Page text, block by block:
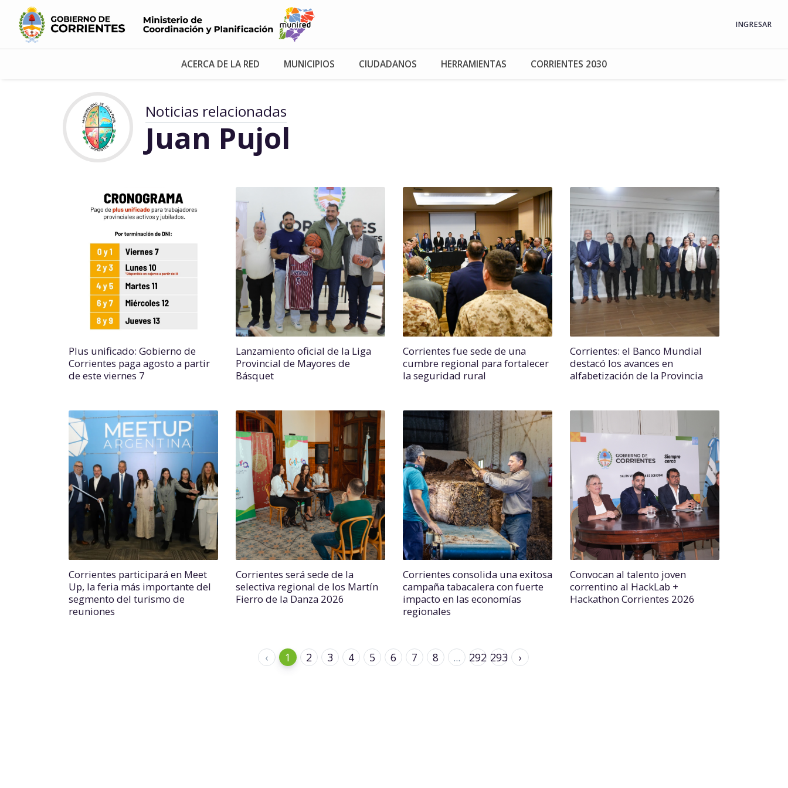
INGRESAR
ACERCA DE LA RED MUNICIPIOS CIUDADANOS HERRAMIENTAS CORRIENTES 2030
Noticias relacionadas
Juan Pujol
Plus unificado: Gobierno de
Corrientes paga agosto a partir
de este viernes 7
Lanzamiento oficial de la Liga
Provincial de Mayores de
Básquet
Corrientes fue sede de una
cumbre regional para fortalecer
la seguridad rural
Corrientes: el Banco Mundial
destacó los avances en
alfabetización de la Provincia
Corrientes participará en Meet
Up, la feria más importante del
segmento del turismo de
reuniones
Corrientes será sede de la
selectiva regional de los Martín
Fierro de la Danza 2026
Corrientes consolida una exitosa
campaña tabacalera con fuerte
impacto en las economías
regionales
Convocan al talento joven
correntino al HackLab +
Hackathon Corrientes 2026
‹ 1 2 3 4 5 6 7 8 ... 292 293 ›